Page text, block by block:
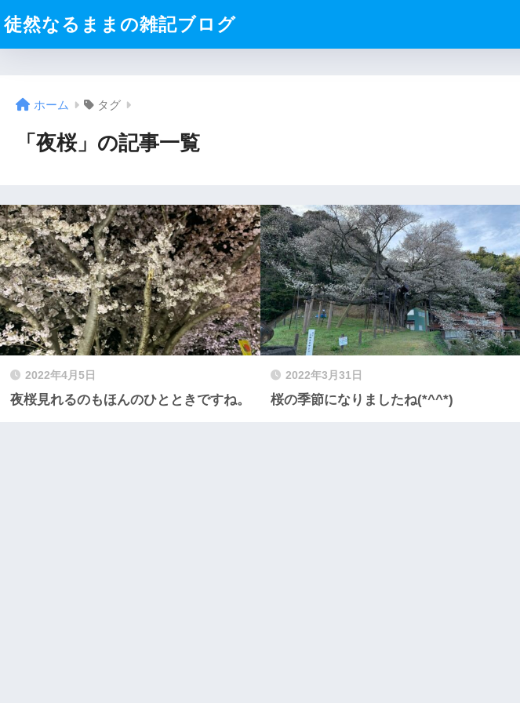
徒然なるままの雑記ブログ
ホーム タグ
「夜桜」の記事一覧
2022年4月5日
夜桜見れるのもほんのひとときですね。
2022年3月31日
桜の季節になりましたね(*^^*)